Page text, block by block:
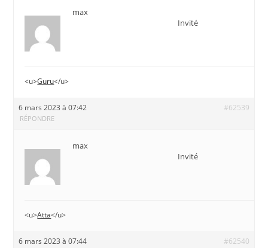
max
Invité
<u>Guru</u>
6 mars 2023 à 07:42 #62539
RÉPONDRE
max
Invité
<u>Atta</u>
6 mars 2023 à 07:44 #62540